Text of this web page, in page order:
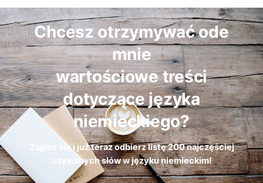
Chcesz otrzymywać ode
mnie
wartościowe treści
dotyczące języka
niemieckiego?
Zapisz się i już teraz odbierzlistę200 najczęściej
używanych słów w języku niemieckim!